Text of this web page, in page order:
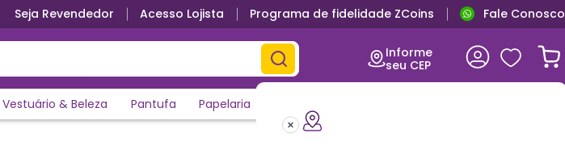
Seja Revendedor Acesso Lojista Programa de fidelidade ZCoins Fale Conosco
Informe
seu CEP
Vestuário & Beleza Pantufa Papelaria